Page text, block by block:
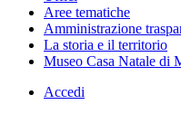
Aree tematiche
Amministrazione
La storia e il territorio
Museo Casa Natale di
Accedi